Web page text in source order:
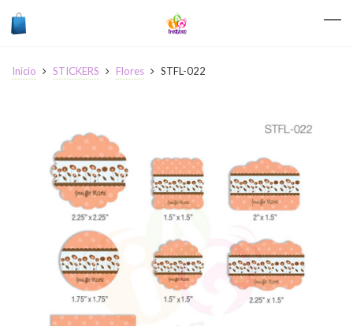
Inicio STICKERS Flores STFL-022